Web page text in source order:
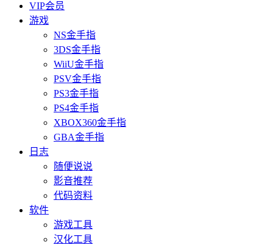
VIP会员
游戏
NS金手指
3DS金手指
WiiU金手指
PSV金手指
PS3金手指
PS4金手指
XBOX360金手指
GBA金手指
日志
随便说说
影音推荐
代码资料
软件
游戏工具
汉化工具